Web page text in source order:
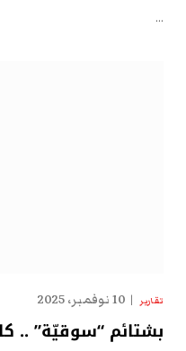
…
تقارير 10 نوفمبر، 2025
بشتائم “سوقيّة” ..